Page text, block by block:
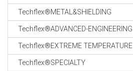
Techflex®METAL&SHIELDING
Techflex®ADVANCED-ENGINEERING
Techflex®EXTREME TEMPERATURE
Techflex®SPECIALTY